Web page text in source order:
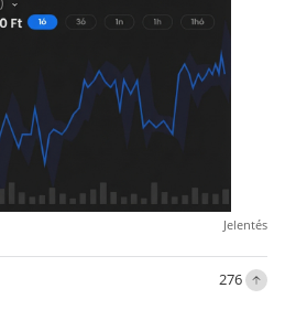
Jelentés
276